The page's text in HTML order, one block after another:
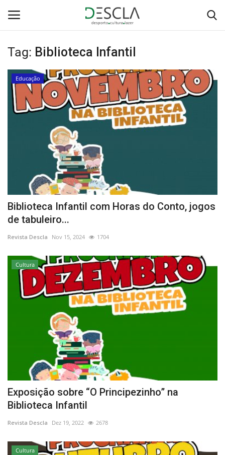
Login Registar
Home
...by Descla
Sobre Nós
Educação
Estatuto Editorial
Saúde
Ficha técnica
Ambiente
Tag: Biblioteca Infantil
Educação
Biblioteca Infantil com Horas do Conto, jogos
de tabuleiro...
Revista Descla Nov 15, 2024 1704
Cultura
Exposição sobre “O Principezinho” na
Biblioteca Infantil
Revista Descla Dez 19, 2022 2678
Cultura